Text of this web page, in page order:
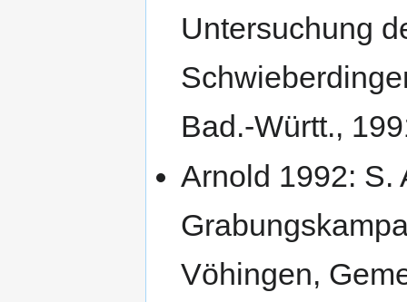
Untersuchung
Bad.-Württ.,
Arnold 1992: S.
Vöhingen,